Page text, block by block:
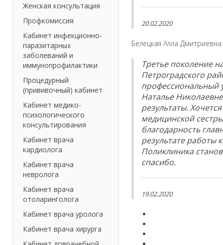
20.02.2020
Белецкая Алла Дмитриевна
Третье поколение
Петроградского
профессиональный
Наталье
результаты.
медицинской
благодарность
результате работы
Поликлиника
спасибо.
19.02.2020
Женская консультация
Профкомиссия
Кабинет инфекционно-
паразитарных
заболеваний и
иммунопрофилактики
Процедурный
(прививочный) кабинет
Кабинет медико-
психологического
консультирования
Кабинет врача
кардиолога
Кабинет врача
невролога
Кабинет врача
отоларинголога
Кабинет врача уролога
Кабинет врача хирурга